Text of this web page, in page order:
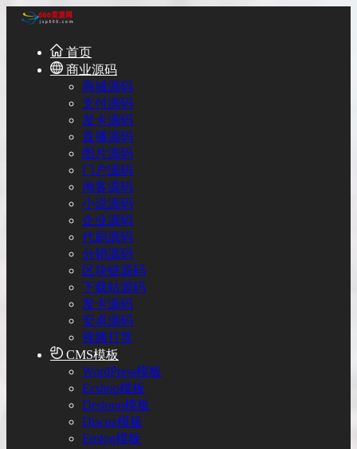
首页
商业源码
商城源码
支付源码
发卡源码
直播源码
图片源码
门户源码
淘客源码
小说源码
企业源码
代刷源码
分销源码
区块链源码
下载站源码
发卡源码
安卓源码
视频打赏
CMS模板
WordPress模板
Ecshop模板
Destoon模板
Discuz模板
Emlog模板